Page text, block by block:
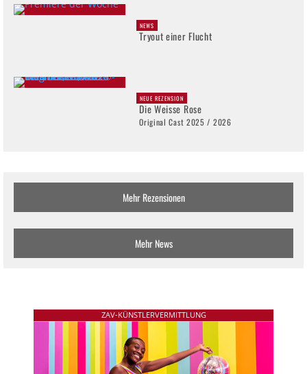
NEWS
Tryout einer Flucht
NEUE REZENSION
Die Weisse Rose
Original Cast 2025 / 2026
Mehr Rezensionen
Mehr News
ZAV-KÜNSTLERVERMITTLUNG